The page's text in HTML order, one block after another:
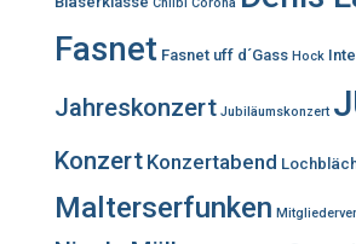
Fasnet Fasnet uff d´Gass Hock
Jahreskonzert Jubiläumskonzert
Konzert Konzertabend
Malterserfunken